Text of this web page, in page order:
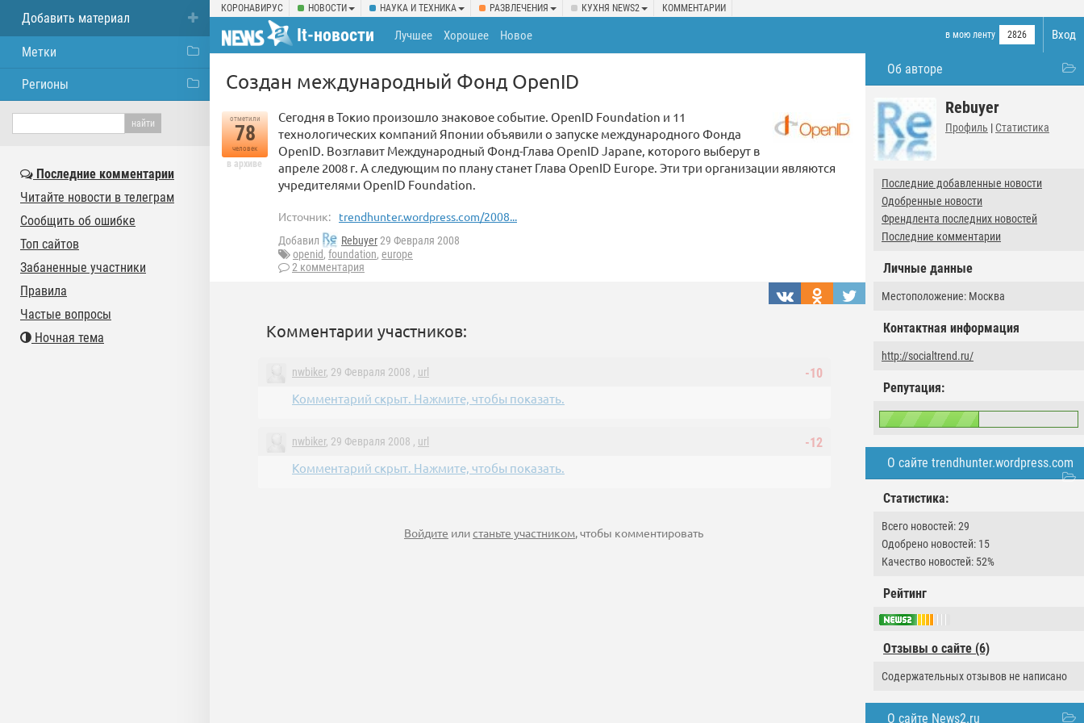
КОРОНАВИРУС НОВОСТИ НАУКА И ТЕХНИКА РАЗВЛЕЧЕНИЯ КУХНЯ NEWS2 КОММЕНТАРИИ
Вход
It-новости в мою ленту 2826
Лучшее Хорошее Новое
Об авторе
Rebuyer
Профиль | Статистика
Последние добавленные новости
Одобренные новости
Френдлента последних новостей
Последние комментарии
Личные данные
Местоположение: Москва
Контактная информация
http://socialtrend.ru/
Репутация:
О сайте trendhunter.wordpress.com
Статистика:
Всего новостей: 29
Одобрено новостей: 15
Качество новостей: 52%
Рейтинг
Отзывы о сайте (6)
Содержательных отзывов не написано
О сайте News2.ru
Создан международный Фонд OpenID
отметили
78
человек
в архиве
Cегодня в Токио произошло знаковое событие. OpenID Foundation и 11
технологических компаний Японии объявили о запуске международного Фонда
OpenID. Возглавит Международный Фонд-Глава OpenID Japane, которого выберут в
апреле 2008 г. А следующим по плану станет Глава OpenID Europe. Эти три организации являются
учредителями OpenID Foundation.
Источник: trendhunter.wordpress.com/2008...
Добавил Rebuyer29 Февраля 2008
openid, foundation, europe
2 комментария
Комментарии участников:
-10
nwbiker, 29 Февраля 2008 , url
Комментарий скрыт. Нажмите, чтобы показать.
-12
nwbiker, 29 Февраля 2008 , url
Комментарий скрыт. Нажмите, чтобы показать.
Войдите илистаньте участником, чтобы комментировать
Добавить материал
Метки
Регионы
Последние комментарии
Читайте новости в телеграм
Сообщить об ошибке
Топ сайтов
Забаненные участники
Правила
Частые вопросы
Ночная тема